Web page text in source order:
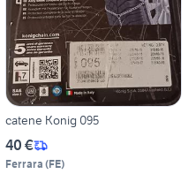
catene Konig 095
40 €
Ferrara (FE)